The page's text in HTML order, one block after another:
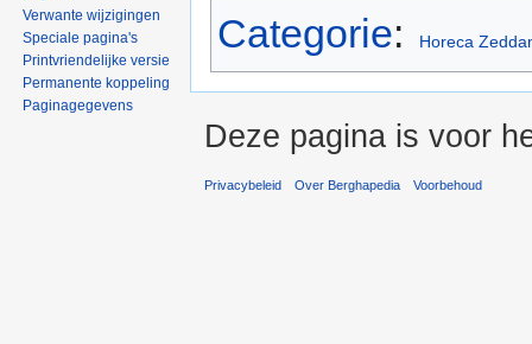
Categorie: Horeca
Verwante wijzigingen
Speciale pagina's
Printvriendelijke versie
Permanente koppeling
Paginagegevens
Deze pagina is voor
Privacybeleid Over Berghapedia Voorbehoud